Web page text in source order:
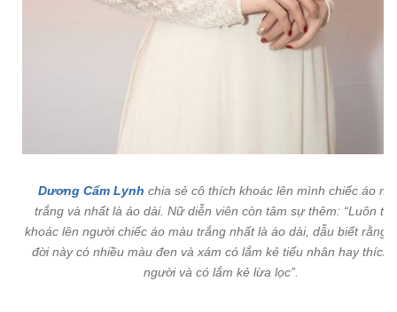
Dương Cẩm Lynh chia sẻ cô thích khoác lên mình chiếc áo
trắng và nhất là áo dài. Nữ diễn viên còn tâm sự thêm: “Luôn
khoác lên người chiếc áo màu trắng nhất là áo dài, dẫu biết rằng
đời này có nhiều màu đen và xám có lắm kẻ tiểu nhân hay thích
người và có lắm kẻ lừa lọc”.